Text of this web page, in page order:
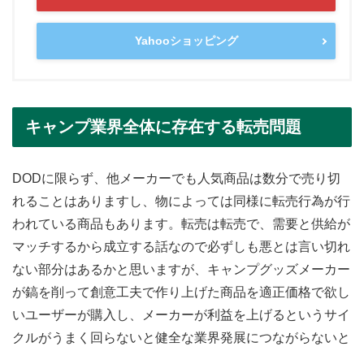
Yahooショッピング
キャンプ業界全体に存在する転売問題
DODに限らず、他メーカーでも人気商品は数分で売り切
れることはありますし、物によっては同様に転売行為が行
われている商品もあります。転売は転売で、需要と供給が
マッチするから成立する話なので必ずしも悪とは言い切れ
ない部分はあるかと思いますが、キャンプグッズメーカー
が鎬を削って創意工夫で作り上げた商品を適正価格で欲し
いユーザーが購入し、メーカーが利益を上げるというサイ
クルがうまく回らないと健全な業界発展につながらないと